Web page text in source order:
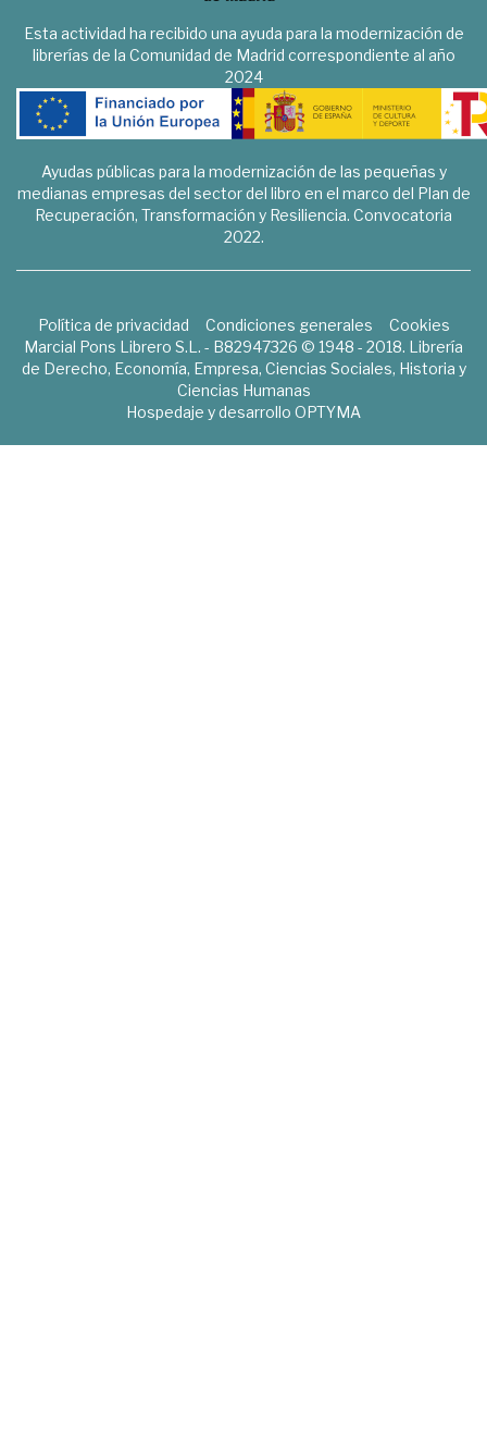
Esta actividad ha recibido una ayuda para la modernización de
librerías de la Comunidad de Madrid correspondiente al año
2024
Ayudas públicas para la modernización de las pequeñas y
medianas empresas del sector del libro en el marco del Plan de
Recuperación, Transformación y Resiliencia. Convocatoria
2022.
Política de privacidad Condiciones generales
Cookies
Marcial Pons Librero S.L. - B82947326 © 1948 - 2018. Librería
de Derecho, Economía, Empresa, Ciencias Sociales, Historia y
Ciencias Humanas
Hospedaje y desarrollo OPTYMA